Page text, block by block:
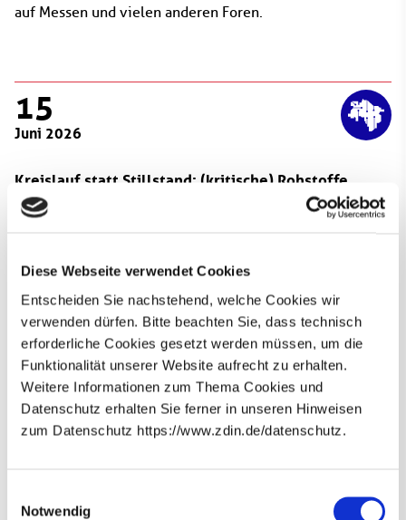
Diese Webseite verwendet Cookies
Entscheiden Sie nachstehend, welche Cookies wir
verwenden dürfen. Bitte beachten Sie, dass technisch
erforderliche Cookies gesetzt werden müssen, um die
Funktionalität unserer Website aufrecht zu erhalten.
Weitere Informationen zum Thema Cookies und
Datenschutz erhalten Sie ferner in unseren Hinweisen
zum Datenschutz https://www.zdin.de/datenschutz.
Notwendig
auf Messen und vielen anderen Foren.
15
Juni 2026
Kreislauf statt Stillstand: (kritische) Rohstoffe
zukunftssicher nutzen
Kontext des „Critical Raw Materials Act“ stellen sich
bezüglich kritischer Rohstoffe viele Fragen zu
Entwicklung, Initiativen und Zertifizierung. Mit diesen
und weiteren Fragen werden sich die vier Diskutanten im
Laufe der Veranstaltung beschäftigen.
Die kostenlose Veranstaltung wird live gestreamt und
findet von 19:00 bis 21:00 Uhr am Tagungszentrum
Schloss Herrenhausen (Herrenhäuser Str. 5, 30419